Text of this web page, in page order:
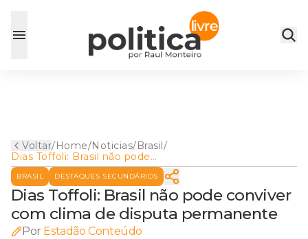
Voltar/Home/Noticias/Brasil/
Dias Toffoli: Brasil não pode
conviver com clima de
disputa permanente
BRASIL DESTAQUES SECUNDÁRIOS
Dias Toffoli: Brasil não pode conviver
com clima de disputa permanente
Por Estadão Conteúdo